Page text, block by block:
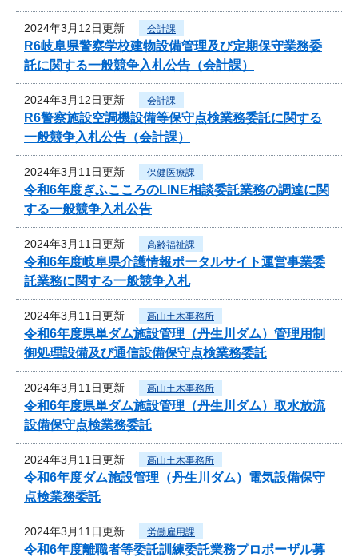
2024年3月12日更新 会計課
R6岐阜県警察学校建物設備管理及び定期保守業務委
託に関する一般競争入札公告（会計課）
2024年3月12日更新 会計課
R6警察施設空調機設備等保守点検業務委託に関する
一般競争入札公告（会計課）
2024年3月11日更新 保健医療課
令和6年度ぎふこころのLINE相談委託業務の調達に関
する一般競争入札公告
2024年3月11日更新 高齢福祉課
令和6年度岐阜県介護情報ポータルサイト運営事業委
託業務に関する一般競争入札
2024年3月11日更新 高山土木事務所
令和6年度県単ダム施設管理（丹生川ダム）管理用制
御処理設備及び通信設備保守点検業務委託
2024年3月11日更新 高山土木事務所
令和6年度県単ダム施設管理（丹生川ダム）取水放流
設備保守点検業務委託
2024年3月11日更新 高山土木事務所
令和6年度ダム施設管理（丹生川ダム）電気設備保守
点検業務委託
2024年3月11日更新 労働雇用課
令和6年度離職者等委託訓練委託業務プロポーザル募